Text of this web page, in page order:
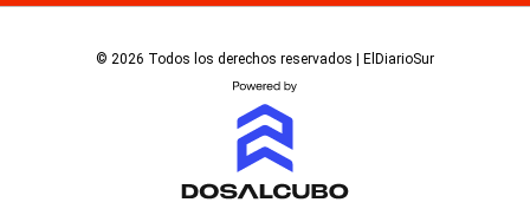
© 2026 Todos los derechos reservados | ElDiarioSur